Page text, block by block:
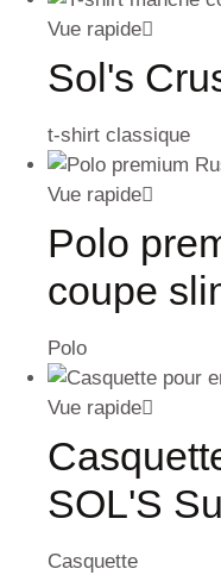
Vue rapide
Sol's
t-shirt classique
Vue rapide
Polo
coupe
Polo
Vue rapide
SOL'S
Casquette